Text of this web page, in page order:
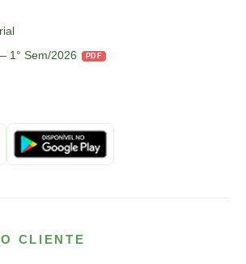
1° Sem/2026
PDF
CLIENTE